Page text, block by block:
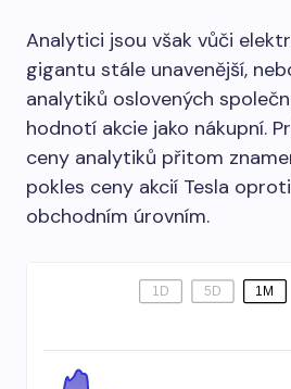
Analytici jsou však vůči
gigantu stále unavenější,
analytiků oslovených
hodnotí akcie jako nákupní.
ceny analytiků přitom
pokles ceny akcií Tesla
obchodním úrovním.